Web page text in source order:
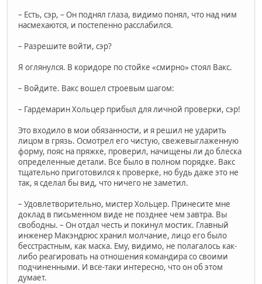
– Есть, сэр, – Он поднял глаза, видимо понял, что над ним
насмехаются, и постепенно расслабился.
– Разрешите войти, сэр?
Я оглянулся. В коридоре по стойке «смирно» стоял Вакс.
– Войдите. Вакс вошел строевым шагом:
– Гардемарин Хольцер прибыл для личной проверки, сэр!
Это входило в мои обязанности, и я решил не ударить
лицом в грязь. Осмотрел его чистую, свежевыглаженную
форму, пояс на пряжке, проверил, начищены ли до блеска
определенные детали. Все было в полном порядке. Вакс
тщательно приготовился к проверке, но будь даже это не
так, я сделал бы вид, что ничего не заметил.
– Удовлетворительно, мистер Хольцер. Принесите мне
доклад в письменном виде не позднее чем завтра. Вы
свободны. – Он отдал честь и покинул мостик. Главный
инженер Макэндрюс хранил молчание, лицо его было
бесстрастным, как маска. Ему, видимо, не полагалось как-
либо реагировать на отношения командира со своими
подчиненными. И все-таки интересно, что он об этом
думает.